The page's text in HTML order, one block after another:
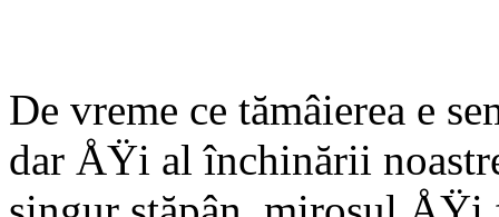
De vreme ce tămâierea e
dar ÅŸi al închinării